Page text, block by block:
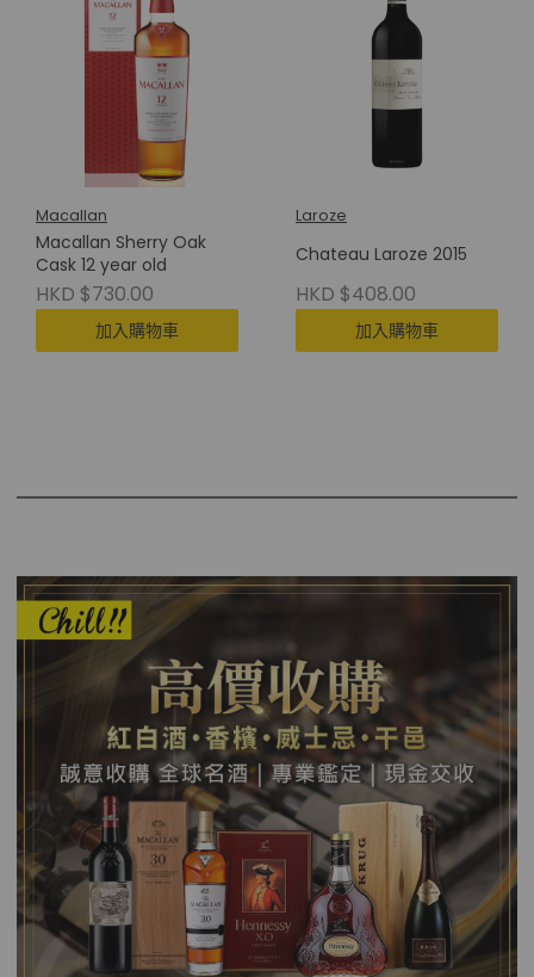
Macallan
Macallan Sherry Oak
Cask 12 year old
HKD $730.00
加入購物車
Laroze
Chateau Laroze 2015
HKD $408.00
加入購物車